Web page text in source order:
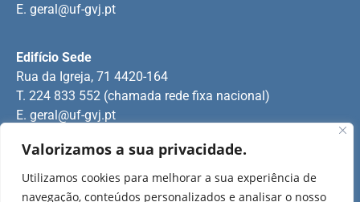
Valorizamos a sua privacidade.
Utilizamos cookies para melhorar a sua experiência de
navegação, conteúdos personalizados e analisar o nosso
Rua Manuel Pinto Martins
Edifício Sede
Rua da Igreja, 71 4420-164
T. 224 833 552 (chamada rede fixa nacional)
E. geral@uf-gvj.pt
E. geral@uf-gvj.pt